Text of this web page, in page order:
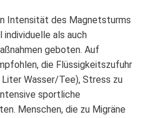
Intensität des Magnetsturms
individuelle als auch
geboten. Auf
die Flüssigkeitszufuhr
Wasser/Tee), Stress zu
sportliche
Menschen, die zu Migräne